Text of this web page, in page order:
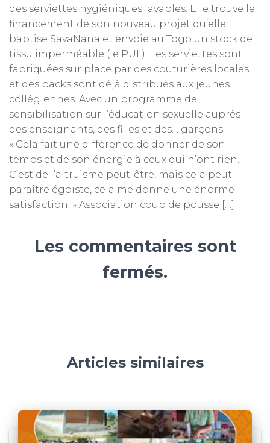
des serviettes hygiéniques lavables. Elle trouve le
financement de son nouveau projet qu’elle
baptise SavaNana et envoie au Togo un stock de
tissu imperméable (le PUL). Les serviettes sont
fabriquées sur place par des couturières locales
et des packs sont déjà distribués aux jeunes
collégiennes. Avec un programme de
sensibilisation sur l’éducation sexuelle auprès
des enseignants, des filles et des… garçons.
« Cela fait une différence de donner de son
temps et de son énergie à ceux qui n’ont rien.
C’est de l’altruisme peut-être, mais cela peut
paraître égoïste, cela me donne une énorme
satisfaction. » Association coup de pousse […]
Les commentaires sont
fermés.
Articles similaires